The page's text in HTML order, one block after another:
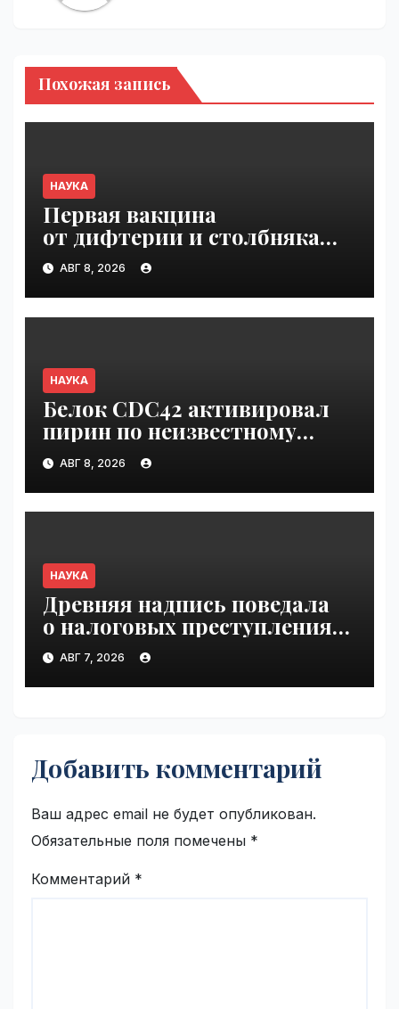
Похожая запись
НАУКА
Первая вакцина
от дифтерии и столбняка
с хранением без
холодильника прошла
первую фазу испытаний |
VseTime.ru
АВГ 8, 2026
НАУКА
Белок CDC42 активировал
пирин по неизвестному
ранее механизму | VseTime.ru
АВГ 8, 2026
НАУКА
Древняя надпись поведала
о налоговых преступлениях |
VseTime.ru
АВГ 7, 2026
Добавить комментарий
Ваш адрес email не будет опубликован.
Обязательные поля помечены *
Комментарий *